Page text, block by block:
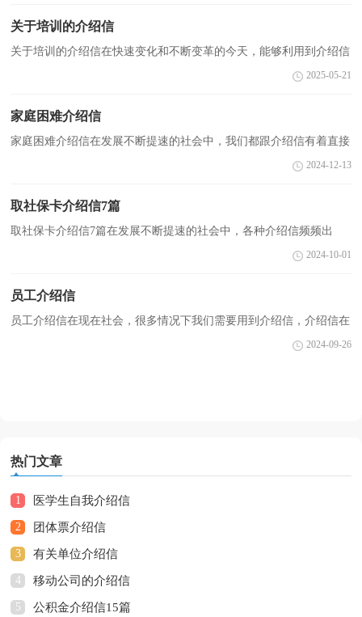
关于培训的介绍信
关于培训的介绍信在快速变化和不断变革的今天，能够利用到介绍信
的场合越来越多，借助介绍信我们可以同有关单位或个人联系，商量
2025-05-21
家庭困难介绍信
家庭困难介绍信在发展不断提速的社会中，我们都跟介绍信有着直接
或间接的联系，介绍信可以帮助对方了解我们的职业、身份、要办的
2024-12-13
取社保卡介绍信7篇
取社保卡介绍信7篇在发展不断提速的社会中，各种介绍信频频出
现，介绍信可以证明持有人的身份，具有凭证性的特点。你写介绍信
2024-10-01
员工介绍信
员工介绍信在现在社会，很多情况下我们需要用到介绍信，介绍信在
介绍联系接洽事宜中具有介绍、证明的双重作用。介绍信的注意事项
2024-09-26
热门文章
1 医学生自我介绍信
2 团体票介绍信
3 有关单位介绍信
4 移动公司的介绍信
5 公积金介绍信15篇